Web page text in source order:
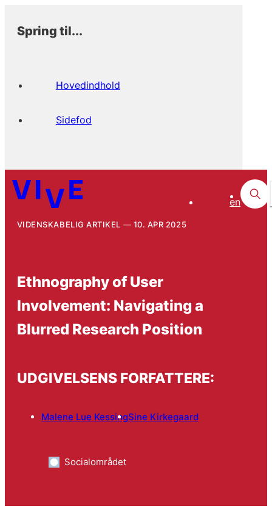
Spring til...
Hovedindhold
Sidefod
en
VIDENSKABELIG ARTIKEL 10. APR 2025
Ethnography of User
Involvement: Navigating a
Blurred Research Position
UDGIVELSENS FORFATTERE:
Malene Lue KessingSine Kirkegaard
Socialområdet